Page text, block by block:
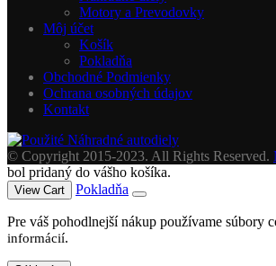
Motory a Prevodovky
Môj účet
Košík
Pokladňa
Obchodné Podmienky
Ochrana osobných údajov
Kontakt
© Copyright 2015-2023. All Rights Reserved.
bol pridaný do vášho košíka.
View Cart Pokladňa
Pre váš pohodlnejší nákup používame súbory
informácií.